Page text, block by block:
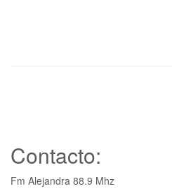
Contacto:
Fm Alejandra 88.9 Mhz